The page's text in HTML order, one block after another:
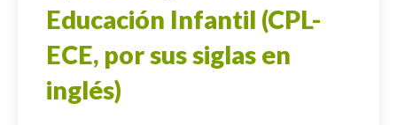
Educación Infantil (CPL-
ECE, por sus siglas en
inglés)